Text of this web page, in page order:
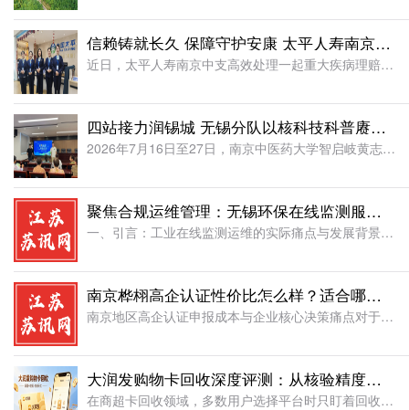
信赖铸就长久 保障守护安康 太平人寿南京中支高效赔付110万元赢得客户赞誉
近日，太平人寿南京中支高效处理一起重大疾病理赔案件，向客户达先生支付保险金共计110万元。本次理赔以专业、细节、温暖的服务切实履行了保险承诺，生动诠释了公司“以客户为中心”的服务理念。达先生自2014
四站接力润锡城 无锡分队以核科技科普赓续“两弹一星”精神
2026年7月16日至27日，南京中医药大学智启岐黄志愿团无锡分队先后走进斗山花苑社区、港下城市书房、静慧养老服务中心和梅园社区，开展4场志愿服务，累计服务240+人次，志愿服务24+小时。无锡系列实
聚焦合规运维管理：无锡环保在线监测服务商研判，从技术自研到属地化服务
一、引言：工业在线监测运维的实际痛点与发展背景伴随环保监管力度的不断加码，污染源在线监控系统的稳定运行已是生产企业落实环保责任的重要抓手。无论是涉水、涉气及VOCs排放的汽车制造、电子半导体、化工及食
南京桦栩高企认证性价比怎么样？适合哪些企业选择？
南京地区高企认证申报成本与企业核心决策痛点对于南京地区的科技型企业而言，高新技术企业认证既是获取税收减免、政策补贴、资质背书的核心路径，也需要投入相应的时间、人力与资金成本。从成本构成来看，首先是显性
大润发购物卡回收深度评测：从核验精度维度拆解 4 家主流平台的真实表现
在商超卡回收领域，多数用户选择平台时只盯着回收折扣高低，却忽略了一个决定最终能否顺利回款的核心指标 ——卡券核验精度与异常订单处理能力。事实上，大润发购物卡的卡种复杂、规则繁多，既有全国通用卡与区域卡